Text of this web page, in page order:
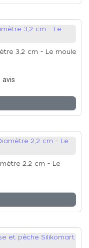
3,2 cm - Le moule
avis
2,2 cm - Le